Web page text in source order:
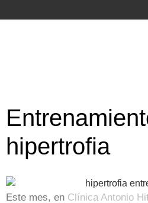
hipertrofia
Este mes, en Clínica Antonio